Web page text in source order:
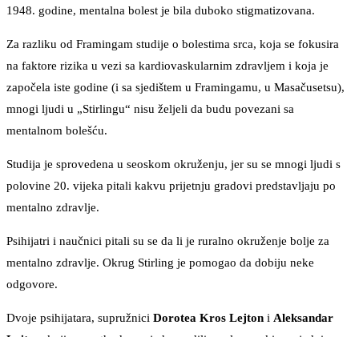
1948. godine, mentalna bolest je bila duboko stigmatizovana.
Za razliku od Framingam studije o bolestima srca, koja se fokusira
na faktore rizika u vezi sa kardiovaskularnim zdravljem i koja je
započela iste godine (i sa sjedištem u Framingamu, u Masačusetsu),
mnogi ljudi u „Stirlingu“ nisu željeli da budu povezani sa
mentalnom bolešću.
Studija je sprovedena u seoskom okruženju, jer su se mnogi ljudi s
polovine 20. vijeka pitali kakvu prijetnju gradovi predstavljaju po
mentalno zdravlje.
Psihijatri i naučnici pitali su se da li je ruralno okruženje bolje za
mentalno zdravlje. Okrug Stirling je pomogao da dobiju neke
odgovore.
Dvoje psihijatara, supružnici Dorotea Kros Lejton i Aleksandar